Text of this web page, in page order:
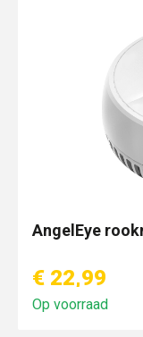
AngelEye
€ 22,99
Op voorraad